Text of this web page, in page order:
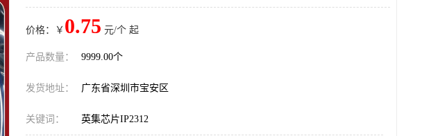
价格：￥ 0.75 元/个 起
产品数量： 9999.00个
发货地址： 广东省深圳市宝安区
关键词： 英集芯片IP2312